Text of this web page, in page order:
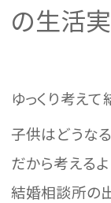
の生活
ゆっくり考えて
子供はどうな
だから考える
結婚相談所の